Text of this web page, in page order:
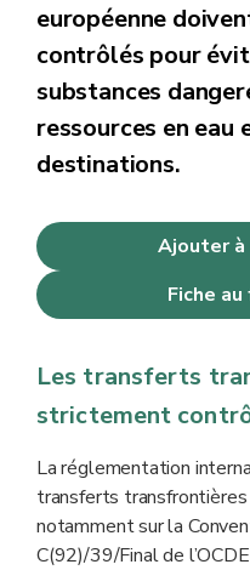
européenne
contrôlés pour
substances
ressources en eau
destinations.
Ajouter
Fiche
Les transferts
strictement
La réglementation
transferts transfrontières
notamment sur la
C(92)/39/Final de l’OCDE